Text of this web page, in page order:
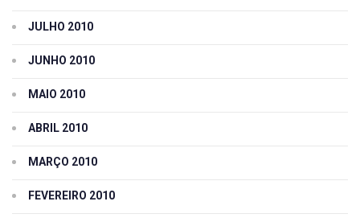
JULHO 2010
JUNHO 2010
MAIO 2010
ABRIL 2010
MARÇO 2010
FEVEREIRO 2010